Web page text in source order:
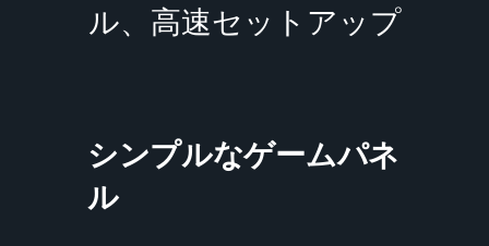
ル、高速セットアップ
シンプルなゲームパネ
ル